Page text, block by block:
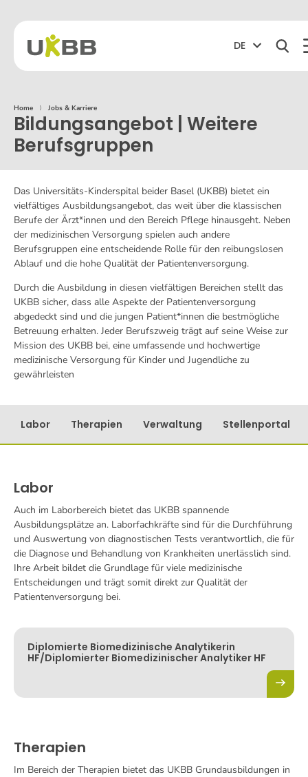
DE
Home ⟩ Jobs & Karriere
Bildungsangebot | Weitere
Berufsgruppen
Das Universitäts-Kinderspital beider Basel (UKBB) bietet ein
vielfältiges Ausbildungsangebot, das weit über die klassischen
Berufe der Ärzt*innen und den Bereich Pflege hinausgeht. Neben
der medizinischen Versorgung spielen auch andere
Berufsgruppen eine entscheidende Rolle für den reibungslosen
Ablauf und die hohe Qualität der Patientenversorgung.
Durch die Ausbildung in diesen vielfältigen Bereichen stellt das
UKBB sicher, dass alle Aspekte der Patientenversorgung
abgedeckt sind und die jungen Patient*innen die bestmögliche
Betreuung erhalten. Jeder Berufszweig trägt auf seine Weise zur
Mission des UKBB bei, eine umfassende und hochwertige
medizinische Versorgung für Kinder und Jugendliche zu
gewährleisten
Labor
Auch im Laborbereich bietet das UKBB spannende
Ausbildungsplätze an. Laborfachkräfte sind für die Durchführung
und Auswertung von diagnostischen Tests verantwortlich, die für
die Diagnose und Behandlung von Krankheiten unerlässlich sind.
Ihre Arbeit bildet die Grundlage für viele medizinische
Entscheidungen und trägt somit direkt zur Qualität der
Patientenversorgung bei.
Diplomierte Biomedizinische Analytikerin
HF/Diplomierter Biomedizinischer Analytiker HF
Therapien
Im Bereich der Therapien bietet das UKBB Grundausbildungen in
Labor Therapien Verwaltung Stellenportal